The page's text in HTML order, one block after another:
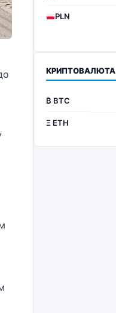
PLN
КРИПТОВАЛЮТА
₿ BTC
Ξ ETH